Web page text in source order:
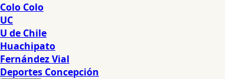
Colo Colo
UC
U de Chile
Huachipato
Fernández Vial
Deportes Concepción